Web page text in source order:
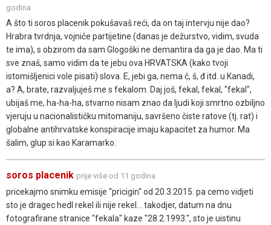
godina
A što ti soros placenik pokušavaš reći, da on taj intervju nije dao?
Hrabra tvrdnja, vojniče partijetine (danas je dežurstvo, vidim, svuda
te ima), s obzirom da sam Glogoški ne demantira da ga je dao. Ma ti
sve znaš, samo vidim da te jebu ova HRVATSKA (kako tvoji
istomišljenici vole pisati) slova. E, jebi ga, nema č, š, đ itd. u Kanadi,
a? A, brate, razvaljuješ me s fekalom. Daj još, fekal, fekal, "fekal",
ubijaš me, ha-ha-ha, stvarno nisam znao da ljudi koji smrtno ozbiljno
vjeruju u nacionalističku mitomaniju, savršeno čiste ratove (tj. rat) i
globalne antihrvatske konspiracije imaju kapacitet za humor. Ma
šalim, glup si kao Karamarko.
soros placenik prije više od 11 godina
pricekajmo snimku emisije "pricigin" od 20.3.2015. pa cemo vidjeti
sto je dragec hedl rekel ili nije rekel... takodjer, datum na dnu
fotografirane stranice "fekala" kaze "28.2.1993.", sto je uistinu